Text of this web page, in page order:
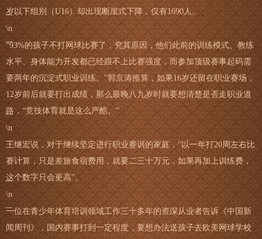
岁以下组别（U16）却出现断崖式下降，仅有1690人。
\n
“93%的孩子不打网球比赛了，究其原因，他们此前的训练模式、教练
水平、身体能力开发都已经跟不上比赛强度，而参加顶级赛事起码需
要两年的沉淀式职业训练。”郭京涛推算，如果16岁还留在职业赛场，
12岁前后就要打出成绩，那么最晚八九岁时就要想清楚是否走职业道
路，“竞技体育就是这么严酷。”
\n
王继宏说，对于继续坚定进行职业赛训的家庭，“以一年打20周左右比
赛计算，只是差旅食宿费用，就要二三十万元，如果再加上训练费，
这个数字只会更高”。
\n
一位在青少年体育培训领域工作三十多年的资深从业者告诉《中国新
闻周刊》，国内赛事打到一定程度，要想办法送孩子去欧美网球学校